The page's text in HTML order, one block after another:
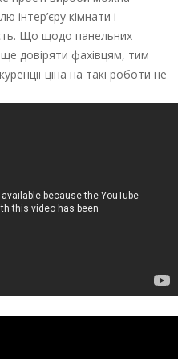
інтер’єру кімнати і
Що щодо панельних
довіряти фахівцям, тим
ціна на такі роботи не